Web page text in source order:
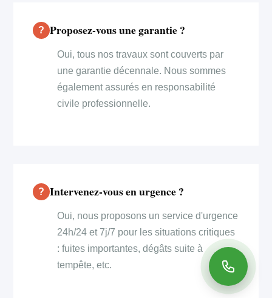
Proposez-vous une garantie ?
Oui, tous nos travaux sont couverts par
une garantie décennale. Nous sommes
également assurés en responsabilité
civile professionnelle.
Intervenez-vous en urgence ?
Oui, nous proposons un service d'urgence
24h/24 et 7j/7 pour les situations critiques
: fuites importantes, dégâts suite à
tempête, etc.